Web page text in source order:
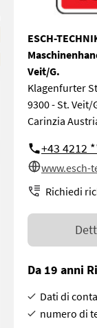
ESCH-
Veit/G.
Klagenfurter
9300 - St. Veit/
Carinzia
+43 4212
www.esch-
Richiedi
Da 19 anni
Dati di
numero di